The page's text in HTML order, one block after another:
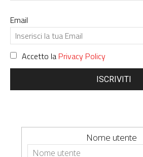
Email
Accetto la Privacy Policy
ISCRIVITI
Nome utente